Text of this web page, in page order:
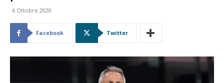
6 Ottobre 2020
Facebook Twitter